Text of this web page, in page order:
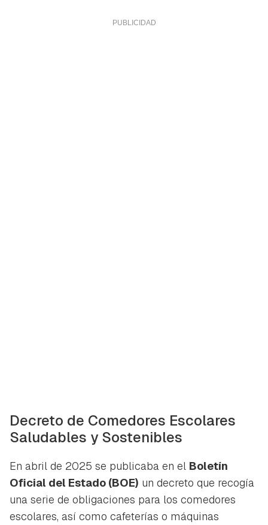
Decreto de Comedores Escolares
Saludables y Sostenibles
En abril de 2025 se publicaba en el Boletín
Oficial del Estado (BOE) un decreto que recogía
una serie de obligaciones para los comedores
escolares, así como cafeterías o máquinas